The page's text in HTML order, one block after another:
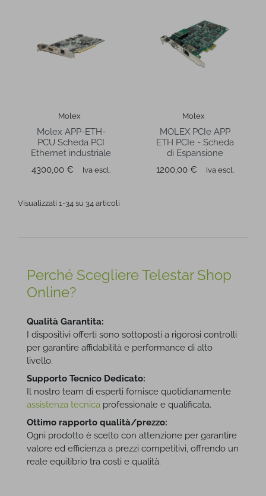
Molex
Molex APP-ETH-
PCU Scheda PCI
Ethernet industriale
Prezzo
4300,00 € Iva escl.
Molex
MOLEX PCIe APP
ETH PCIe - Scheda
di Espansione
Prezzo
1200,00 € Iva escl.
Visualizzati 1-34 su 34 articoli
Perché Scegliere Telestar Shop
Online?
Qualità Garantita:
I dispositivi offerti sono sottoposti a rigorosi controlli
per garantire affidabilità e performance di alto
livello.
Supporto Tecnico Dedicato:
Il nostro team di esperti fornisce quotidianamente
assistenza tecnica professionale e qualificata.
Ottimo rapporto qualità/prezzo:
Ogni prodotto è scelto con attenzione per garantire
valore ed efficienza a prezzi competitivi, offrendo un
reale equilibrio tra costi e qualità.